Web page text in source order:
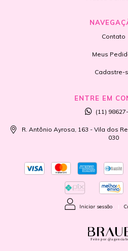
Contato
Meus
Cadastre-
ENTRE EM
(11)
R. Antônio Ayrosa, 163 - Vila dos
030
Iniciar sessão